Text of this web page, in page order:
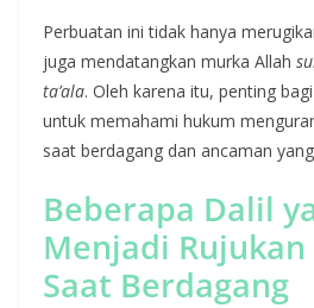
Perbuatan ini tidak hanya
juga mendatangkan murka Allah
ta’ala. Oleh karena itu, penting
untuk memahami hukum
saat berdagang dan ancaman
Beberapa Dalil
Menjadi Rujukan
Saat Berdagang